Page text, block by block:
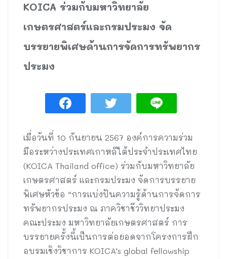
KOICA ร่วมกับมหาวิทยาลัย
เกษตรศาสตร์และกรมประมง จัด
บรรยายพิเศษด้านการจัดการทรัพยากร
ประมง
เมื่อวันที่ 10 กันยายน 2567 องค์การความร่วม
มือระหว่างประเทศเกาหลีใต้ประจำประเทศไทย
(KOICA Thailand office) ร่วมกับมหาวิทยาลัย
เกษตรศาสตร์ และกรมประมง จัดการบรรยาย
พิเศษหัวข้อ “การแบ่งปันความรู้ด้านการจัดการ
ทรัพยากรประมง ณ ภาควิชาชีววิทยาประมง
คณะประมง มหาวิทยาลัยเกษตรศาสตร์ การ
บรรยายครั้งนี้เป็นการต่อยอดจากโครงการฝึก
อบรมเชิงวิชาการ KOICA’s global fellowship